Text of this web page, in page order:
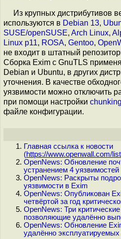
Из крупных дистрибутивов
используются в Debian 13,
SUSE/openSUSE, Arch Linux,
Linux p11, ROSA, Gentoo,
не входит в штатный
Сборка Exim с GnuTLS
Debian и Ubuntu, в других
уточнения. В качестве
уязвимости можно отключить
при помощи настройки
файле конфигурации.
Главная ссылка к новости
(https://www.openwall.com/
OpenNews: Обновление
устранением 4 уязвимостей
OpenNews: Раскрыты
уязвимости в Exim
OpenNews: Опубликован
четвёртой за год
OpenNews: Три
позволяющие удалённо
OpenNews: Обновление
удалённо эксплуатируемых